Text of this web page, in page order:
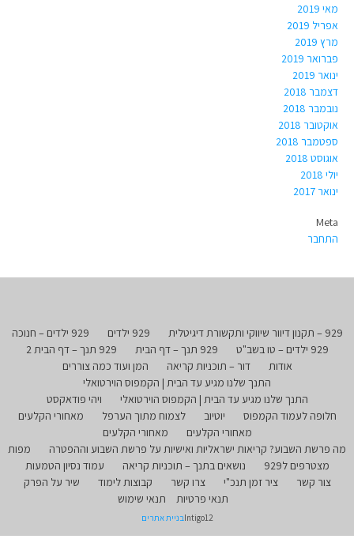
מאי 2019
אפריל 2019
מרץ 2019
פברואר 2019
ינואר 2019
דצמבר 2018
נובמבר 2018
אוקטובר 2018
ספטמבר 2018
אוגוסט 2018
יולי 2018
ינואר 2017
Meta
התחבר
929 – תקנון דיוור שיווקי ותקשורת דיגיטלית 929 ילדים
929 ילדים – חנוכה
929 ילדים – טו בשב"ט
929 תנך – דף הבית
929 תנך – דף הבית 2
אודות
דור – תוכניות קריאה
המן ועוד כמה צוררים
התנך שלנו מגיע עד הבית | הקמפוס הוירטואלי
התנך שלנו מגיע עד הבית | הקמפוס הוירטואלי
ויהי פודאקסט
חלופה לעמוד הקמפוס
יוטיוב לצמוח מתוך הערפל
מאחורי הקלעים
מאחורי הקלעים
מאחורי הקלעים
מה פרשת השבוע? קריאות ישראליות ואישיות על פרשת השבוע וההפטרה
מפות
מצטרפים ל929
נושאים בתנך – תוכניות קריאה
עמוד נסיון הטמעות
צור קשר
ציר זמן תנכ"י צרו קשר קבוצות לימוד
שיר על הפרק
תנאי פרטיות
תנאי שימוש
Intigo12בניית אתרים